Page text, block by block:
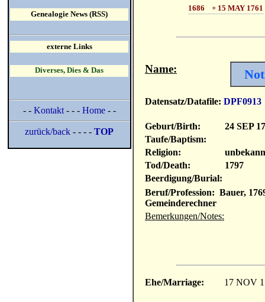
1686 + 15 MAY 1761
Name:
Datensatz/Datafile: DPF0913
Geburt/Birth:
24 SEP
Taufe/Baptism:
Religion:
Tod/Death:
1797
Beerdigung/Burial:
Beruf/Profession: Bauer,
Gemeinderechner
Bemerkungen/Notes:
Ehe/Marriage: 17 NOV
Genealogie News (RSS)
externe Links
Diverses, Dies & Das
- - Kontakt- - - Home- -
zurück/back - - - -TOP